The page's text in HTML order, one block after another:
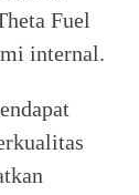
Fuel
internal.